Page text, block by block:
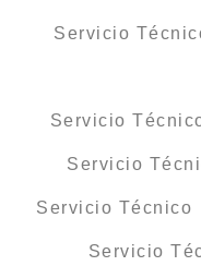
Servicio
Servicio
Servicio
Servicio Técnico
Servicio